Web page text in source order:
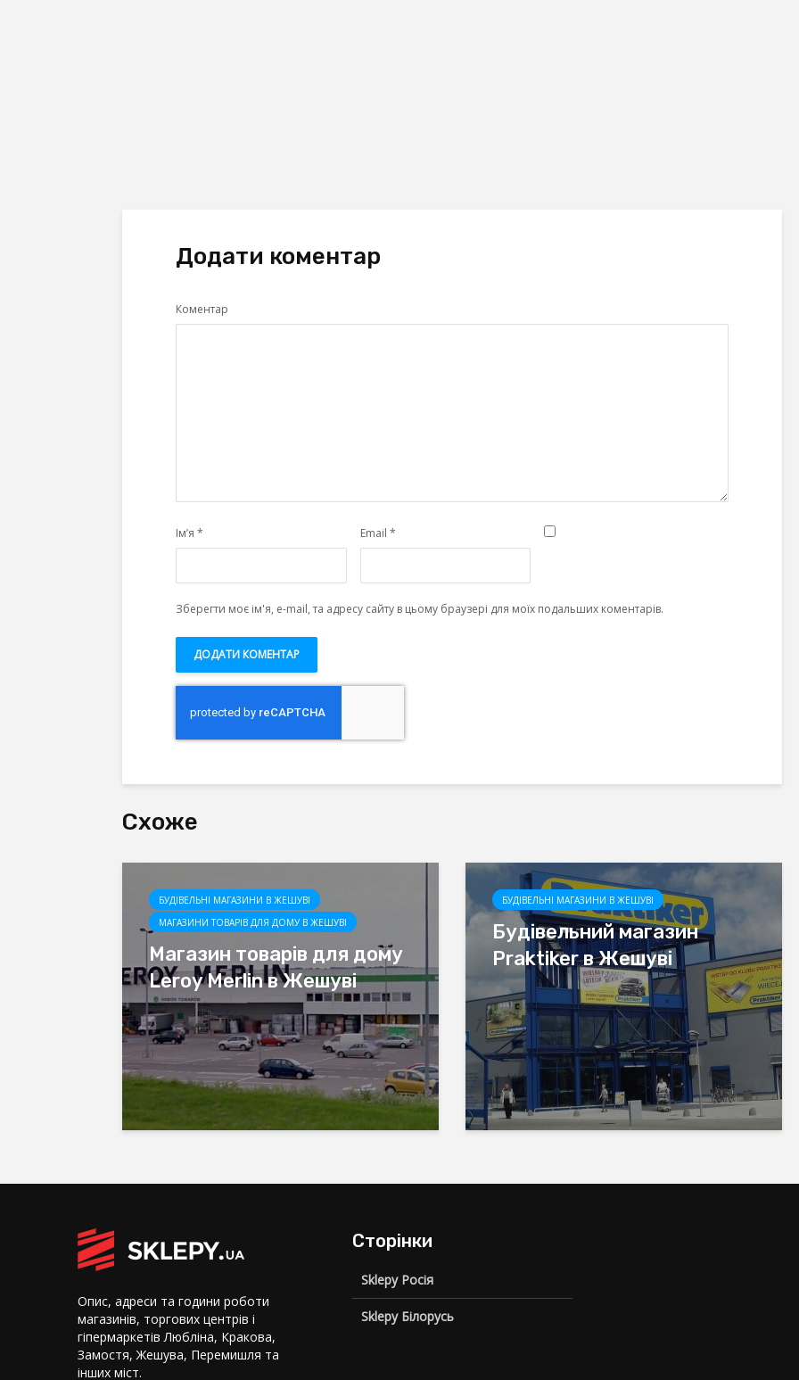
Додати коментар
Коментар
Ім’я * Email *
Зберегти моє ім'я, e-mail, та адресу сайту в цьому браузері для моїх подальших коментарів.
Схоже
БУДІВЕЛЬНІ МАГАЗИНИ В ЖЕШУВІ
МАГАЗИНИ ТОВАРІВ ДЛЯ ДОМУ В ЖЕШУВІ
Магазин товарів для дому
Leroy Merlin в Жешуві
БУДІВЕЛЬНІ МАГАЗИНИ В ЖЕШУВІ
Будівельний магазин
Praktiker в Жешуві
Опис, адреси та години роботи
магазинів, торгових центрів і
гіпермаркетів Любліна, Кракова,
Замостя, Жешува, Перемишля та
інших міст.
Сторінки
Sklepy Росія
Sklepy Білорусь